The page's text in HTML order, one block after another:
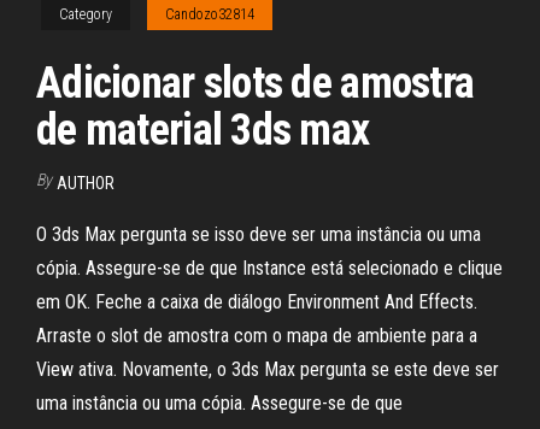
Category Candozo32814
Adicionar slots de amostra
de material 3ds max
By AUTHOR
O 3ds Max pergunta se isso deve ser uma instância ou uma
cópia. Assegure-se de que Instance está selecionado e clique
em OK. Feche a caixa de diálogo Environment And Effects.
Arraste o slot de amostra com o mapa de ambiente para a
View ativa. Novamente, o 3ds Max pergunta se este deve ser
uma instância ou uma cópia. Assegure-se de que